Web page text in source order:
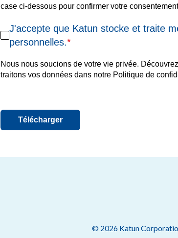
case ci-dessous pour confirmer votre
J'accepte que Katun stocke et traite
personnelles.*
Nous nous soucions de votre vie privée.
traitons vos données dans notre Politique de
Télécharger
© 2026 Katun